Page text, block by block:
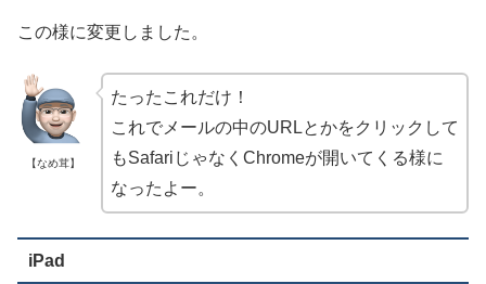
この様に変更しました。
【なめ茸】
たったこれだけ！
これでメールの中のURLとかをクリックして
もSafariじゃなくChromeが開いてくる様に
なったよー。
iPad